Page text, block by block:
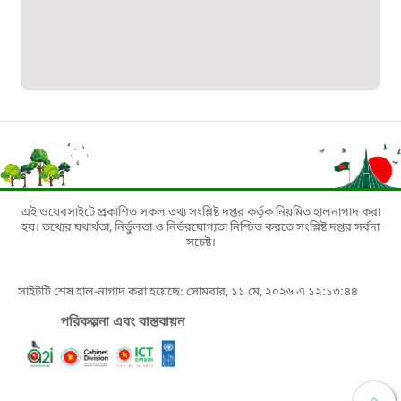
০১৯০৮৮৮৮৮৮৮
মাদকদ্রব্য নিয়ন্ত্রণ হটলাইন
১৬১১৩
জরুরী অভ্যন্তরীণ নৌ-পরিবহন হটলাইন
১৬৪৪৫
পাসপোর্ট বাতায়ন হটলাইন
এই ওয়েবসাইটে প্রকাশিত সকল তথ্য সংশ্লিষ্ট দপ্তর কর্তৃক নিয়মিত হালনাগাদ করা
হয়। তথ্যের যথার্থতা, নির্ভুলতা ও নির্ভরযোগ্যতা নিশ্চিত করতে সংশ্লিষ্ট দপ্তর সর্বদা
সচেষ্ট।
সাইটটি শেষ হাল-নাগাদ করা হয়েছে: সোমবার, ১১ মে, ২০২৬ এ ১২:১৩:৪৪
পরিকল্পনা এবং বাস্তবায়ন